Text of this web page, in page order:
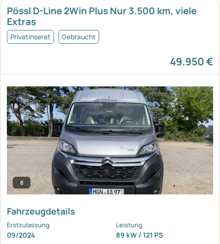
Pössl D-Line 2Win Plus Nur 3.500 km, viele
Extras
Privatinserat Gebraucht
49.950 €
8
Fahrzeugdetails
Erstzulassung
09/2024
Leistung
89 kW / 121 PS